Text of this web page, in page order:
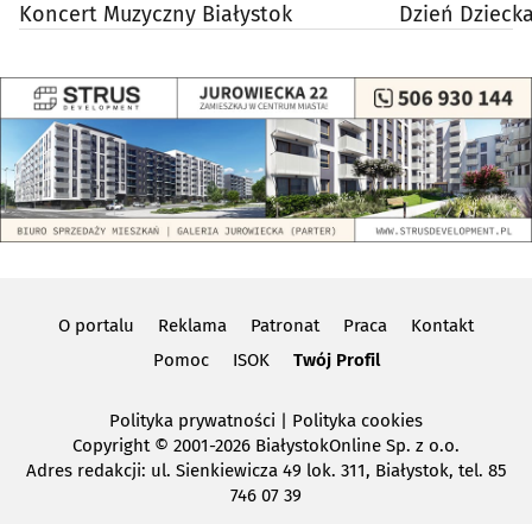
Koncert Muzyczny Białystok Dzień
O portalu Reklama Patronat Praca
Kontakt
Pomoc
ISOK Twój Profil
Polityka prywatności | Polityka cookies
Copyright© 2001-2026 BiałystokOnline Sp. z o.o.
Adres redakcji: ul. Sienkiewicza 49 lok. 311, Białystok, tel. 85
746 07 39